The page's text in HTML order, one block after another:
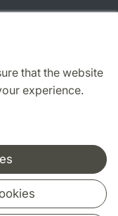
that the website
experience.